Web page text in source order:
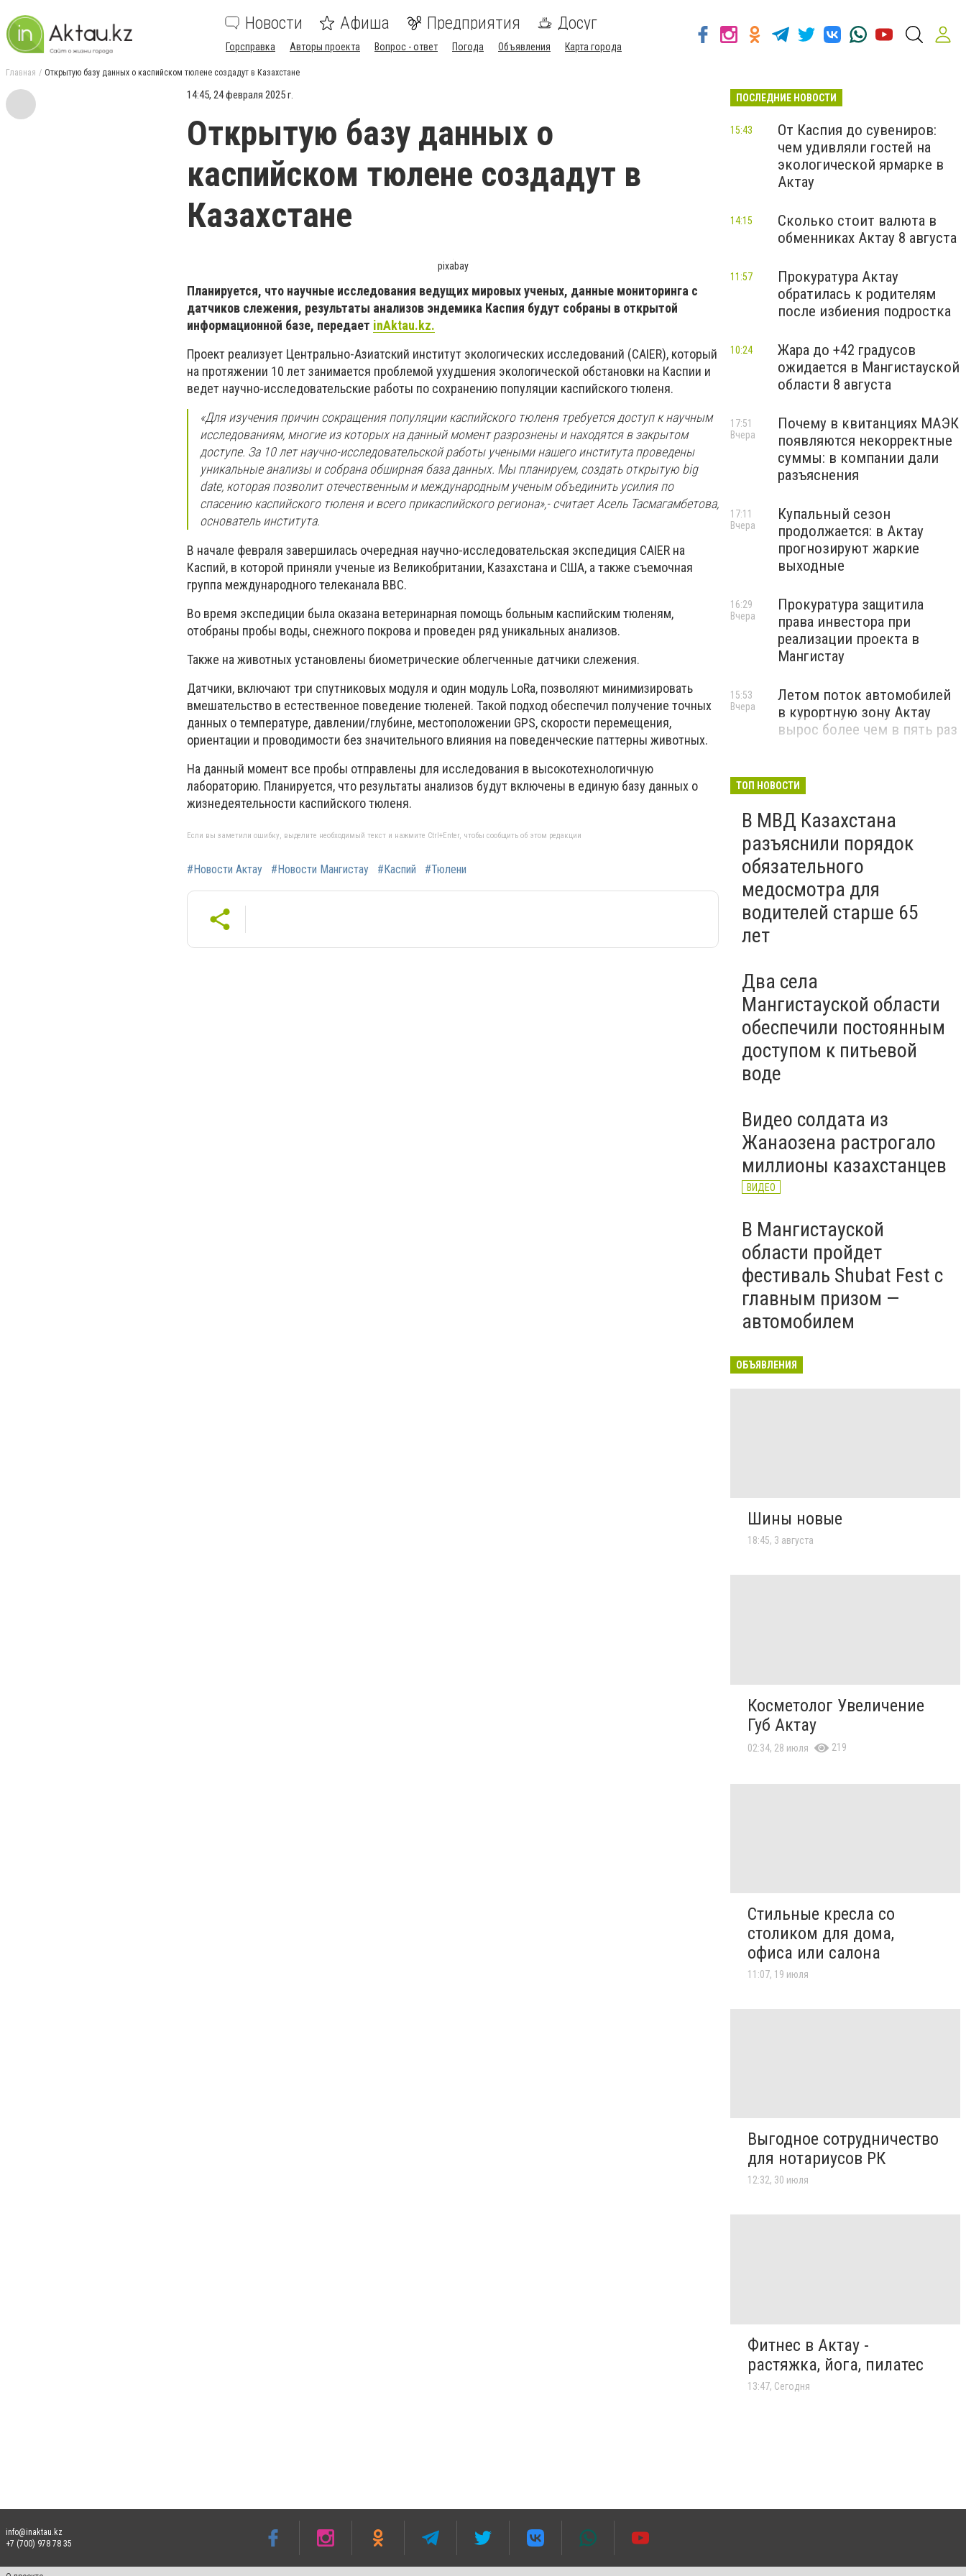
Новости Афиша Предприятия Досуг
Горсправка Авторы проекта Вопрос - ответ Погода Объявления Карта города
Главная Открытую базу данных о каспийском тюлене создадут в Казахстане
14:45, 24 февраля 2025 г.
Открытую базу данных о
каспийском тюлене создадут в
Казахстане
pixabay
Планируется, что научные исследования ведущих мировых ученых, данные мониторинга с
датчиков слежения, результаты анализов эндемика Каспия будут собраны в открытой
информационной базе, передает inAktau.kz.
Проект реализует Центрально-Азиатский институт экологических исследований (CAIER), который
на протяжении 10 лет занимается проблемой ухудшения экологической обстановки на Каспии и
ведет научно-исследовательские работы по сохранению популяции каспийского тюленя.
«Для изучения причин сокращения популяции каспийского тюленя требуется доступ к научным
исследованиям, многие из которых на данный момент разрознены и находятся в закрытом
доступе. За 10 лет научно-исследовательской работы учеными нашего института проведены
уникальные анализы и собрана обширная база данных. Мы планируем, создать открытую big
date, которая позволит отечественным и международным ученым объединить усилия по
спасению каспийского тюленя и всего прикаспийского региона»,- считает Асель Тасмагамбетова,
основатель института.
В начале февраля завершилась очередная научно-исследовательская экспедиция CAIER на
Каспий, в которой приняли ученые из Великобритании, Казахстана и США, а также съемочная
группа международного телеканала BBC.
Во время экспедиции была оказана ветеринарная помощь больным каспийским тюленям,
отобраны пробы воды, снежного покрова и проведен ряд уникальных анализов.
Также на животных установлены биометрические облегченные датчики слежения.
Датчики, включают три спутниковых модуля и один модуль LoRa, позволяют минимизировать
вмешательство в естественное поведение тюленей. Такой подход обеспечил получение точных
данных о температуре, давлении/глубине, местоположении GPS, скорости перемещения,
ориентации и проводимости без значительного влияния на поведенческие паттерны животных.
На данный момент все пробы отправлены для исследования в высокотехнологичную
лабораторию. Планируется, что результаты анализов будут включены в единую базу данных о
жизнедеятельности каспийского тюленя.
Если вы заметили ошибку, выделите необходимый текст и нажмите Ctrl+Enter, чтобы сообщить об этом редакции
#Новости Актау #Новости Мангистау #Каспий #Тюлени
ПОСЛЕДНИЕ НОВОСТИ
От Каспия до сувениров:
чем удивляли гостей на
экологической ярмарке в
Актау
15:43
Сколько стоит валюта в
обменниках Актау 8 августа
14:15
Прокуратура Актау
обратилась к родителям
после избиения подростка
11:57
Жара до +42 градусов
ожидается в Мангистауской
области 8 августа
10:24
Почему в квитанциях МАЭК
появляются некорректные
суммы: в компании дали
разъяснения
17:51
Вчера
Купальный сезон
продолжается: в Актау
прогнозируют жаркие
выходные
17:11
Вчера
Прокуратура защитила
права инвестора при
реализации проекта в
Мангистау
16:29
Вчера
Летом поток автомобилей
в курортную зону Актау
вырос более чем в пять раз
15:53
Вчера
ТОП НОВОСТИ
В МВД Казахстана
разъяснили порядок
обязательного
медосмотра для
водителей старше 65
лет
Два села
Мангистауской области
обеспечили постоянным
доступом к питьевой
воде
Видео солдата из
Жанаозена растрогало
миллионы казахстанцев
ВИДЕО
В Мангистауской
области пройдет
фестиваль Shubat Fest с
главным призом —
автомобилем
ОБЪЯВЛЕНИЯ
Шины новые
18:45, 3 августа
Косметолог Увеличение
Губ Актау
02:34, 28 июля 219
Стильные кресла со
столиком для дома,
офиса или салона
11:07, 19 июля
Выгодное сотрудничество
для нотариусов РК
12:32, 30 июля
Фитнес в Актау -
растяжка, йога, пилатес
13:47, Сегодня
info@inaktau.kz
+7 (700) 978 78 35